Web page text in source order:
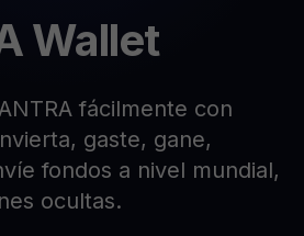
Wallet
fácilmente con
gaste, gane,
fondos a nivel mundial,
ocultas.